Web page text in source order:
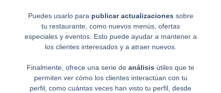
Puedes usarlo para publicar actualizaciones sobre
tu restaurante, como nuevos menús, ofertas
especiales y eventos. Esto puede ayudar a mantener a
los clientes interesados y a atraer nuevos.
Finalmente, ofrece una serie de análisis útiles que te
permiten ver cómo los clientes interactúan con tu
perfil, como cuántas veces han visto tu perfil, desde